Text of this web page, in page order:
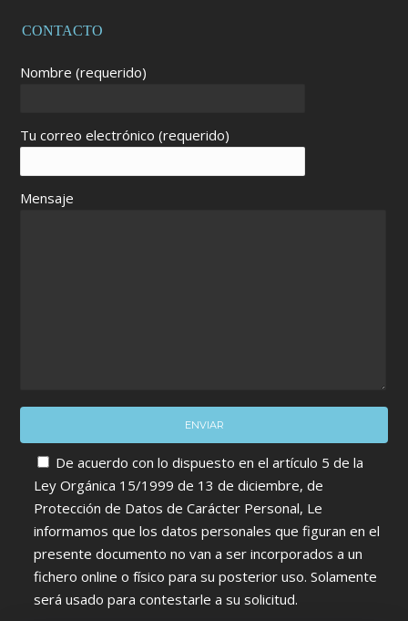
CONTACTO
Nombre (requerido)
Tu correo electrónico (requerido)
Mensaje
De acuerdo con lo dispuesto en el artículo 5 de la
Ley Orgánica 15/1999 de 13 de diciembre, de
Protección de Datos de Carácter Personal, Le
informamos que los datos personales que figuran en el
presente documento no van a ser incorporados a un
fichero online o físico para su posterior uso. Solamente
será usado para contestarle a su solicitud.